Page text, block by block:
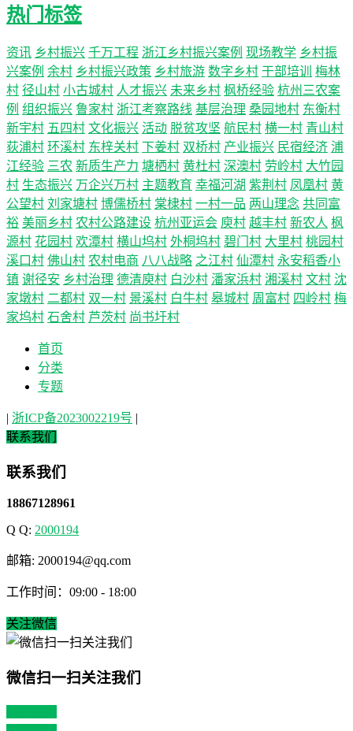
热门标签
资讯 乡村振兴 千万工程 浙江乡村振兴案例 现场教学 乡村振
兴案例 余村 乡村振兴政策 乡村旅游 数字乡村 干部培训 梅林
村 径山村 小古城村 人才振兴 未来乡村 枫桥经验 杭州三农案
例 组织振兴 鲁家村 浙江考察路线 基层治理 桑园地村 东衡村
新宇村 五四村 文化振兴 活动 脱贫攻坚 航民村 横一村 青山村
荻浦村 环溪村 东梓关村 下姜村 双桥村 产业振兴 民宿经济 浦
江经验 三农 新质生产力 塘栖村 黄杜村 深澳村 劳岭村 大竹园
村 生态振兴 万企兴万村 主题教育 幸福河湖 紫荆村 凤凰村 黄
公望村 刘家塘村 博儒桥村 棠棣村 一村一品 两山理念 共同富
裕 美丽乡村 农村公路建设 杭州亚运会 庾村 越丰村 新农人 枫
源村 花园村 欢潭村 横山坞村 外桐坞村 碧门村 大里村 桃园村
溪口村 佛山村 农村电商 八八战略 之江村 仙潭村 永安稻香小
镇 谢径安 乡村治理 德清庾村 白沙村 潘家浜村 湘溪村 文村 沈
家墩村 二都村 双一村 景溪村 白牛村 皋城村 周富村 四岭村 梅
家坞村 石舍村 芦茨村 尚书圩村
首页
分类
专题
| 浙ICP备2023002219号 |
联系我们
联系我们
18867128961
Q Q: 2000194
邮箱: 2000194@qq.com
工作时间：09:00 - 18:00
关注微信
微信扫一扫关注我们